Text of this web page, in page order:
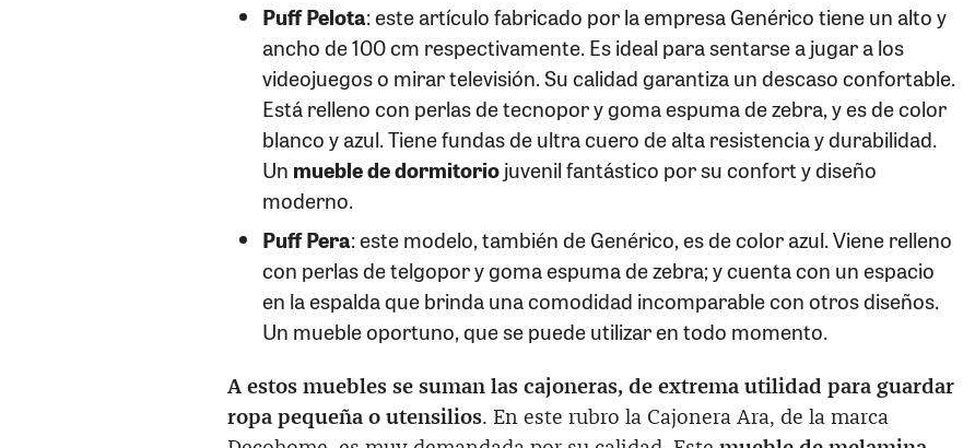
Puff Pelota: este artículo fabricado por la empresa Genérico tiene un alto y
ancho de 100 cm respectivamente. Es ideal para sentarse a jugar a los
videojuegos o mirar televisión. Su calidad garantiza un descaso confortable.
Está relleno con perlas de tecnopor y goma espuma de zebra, y es de color
blanco y azul. Tiene fundas de ultra cuero de alta resistencia y durabilidad.
Un mueble de dormitoriojuvenil fantástico por su confort y diseño
moderno.
Puff Pera: este modelo, también de Genérico, es de color azul. Viene relleno
con perlas de telgopor y goma espuma de zebra; y cuenta con un espacio
en la espalda que brinda una comodidad incomparable con otros diseños.
Un mueble oportuno, que se puede utilizar en todo momento.
A estos muebles se suman las cajoneras, de extrema utilidad para guardar
ropa pequeña o utensilios. En este rubro la Cajonera Ara, de la marca